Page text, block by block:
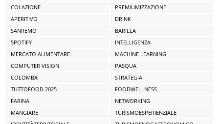
COLAZIONE
PREMIUMIZZAZIONE
APERITIVO
DRINK
SANREMO
BARILLA
SPOTIFY
INTELLIGENZA
MERCATO ALIMENTARE
MACHINE LEARNING
COMPUTER VISION
PASQUA
COLOMBA
STRATEGIA
TUTTOFOOD 2025
FOODWELLNESS
FARINA
NETWORKING
MANGIARE
TURISMOESPERIENZIALE